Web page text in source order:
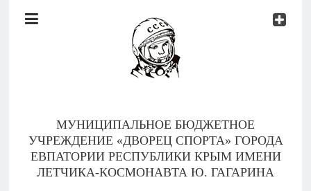
Документы
МУНИЦИПАЛЬНОЕ БЮДЖЕТНОЕ
УЧРЕЖДЕНИЕ «ДВОРЕЦ СПОРТА» ГОРОДА
ЕВПАТОРИИ РЕСПУБЛИКИ КРЫМ ИМЕНИ
ЛЕТЧИКА-КОСМОНАВТА Ю. ГАГАРИНА